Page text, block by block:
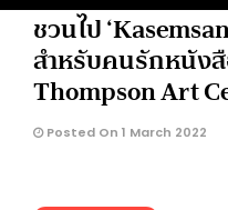
ชวนไป
สำหรับคนรักหนัง
Thompson Art
Posted On 1 March 2022